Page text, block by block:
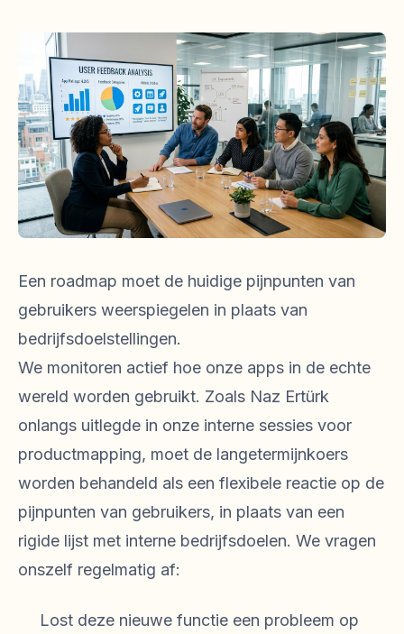
Een roadmap moet de huidige pijnpunten van
gebruikers weerspiegelen in plaats van
bedrijfsdoelstellingen.
We monitoren actief hoe onze apps in de echte
wereld worden gebruikt. Zoals Naz Ertürk
onlangs uitlegde in onze interne sessies voor
productmapping, moet de langetermijnkoers
worden behandeld als een flexibele reactie op de
pijnpunten van gebruikers, in plaats van een
rigide lijst met interne bedrijfsdoelen. We vragen
onszelf regelmatig af:
Lost deze nieuwe functie een probleem op